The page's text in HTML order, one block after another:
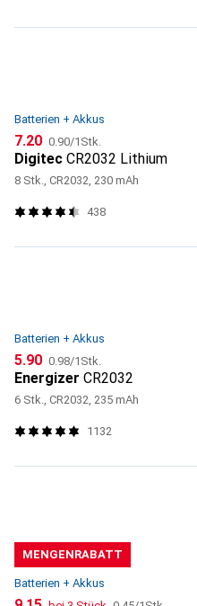
Batterien + Akkus
CHF
7.20 CHF
0.90/1Stk.
Digitec CR2032 Lithium
8 Stk., CR2032, 230 mAh
438
Batterien + Akkus
CHF
5.90 CHF
0.98/1Stk.
Energizer CR2032
6 Stk., CR2032, 235 mAh
1132
MENGENRABATT
Batterien + Akkus
CHF